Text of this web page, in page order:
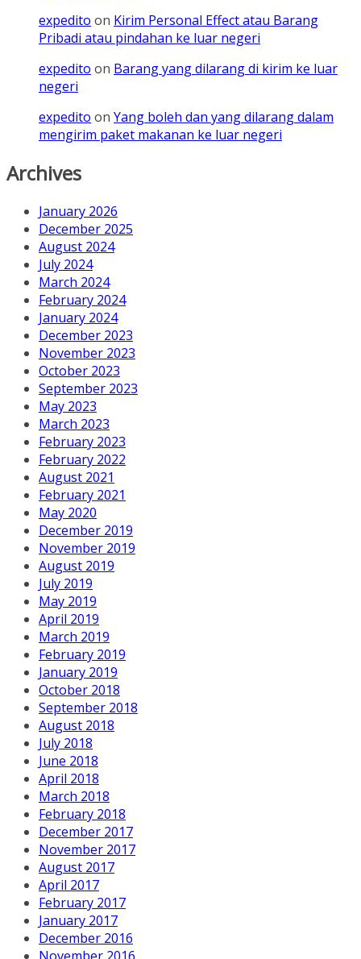
expedito on Kirim Personal Effect atau Barang
Pribadi atau pindahan ke luar negeri
expedito on Barang yang dilarang di kirim ke luar
negeri
expedito on Yang boleh dan yang dilarang dalam
mengirim paket makanan ke luar negeri
Archives
January 2026
December 2025
August 2024
July 2024
March 2024
February 2024
January 2024
December 2023
November 2023
October 2023
September 2023
May 2023
March 2023
February 2023
February 2022
August 2021
February 2021
May 2020
December 2019
November 2019
August 2019
July 2019
May 2019
April 2019
March 2019
February 2019
January 2019
October 2018
September 2018
August 2018
July 2018
June 2018
April 2018
March 2018
February 2018
December 2017
November 2017
August 2017
April 2017
February 2017
January 2017
December 2016
November 2016